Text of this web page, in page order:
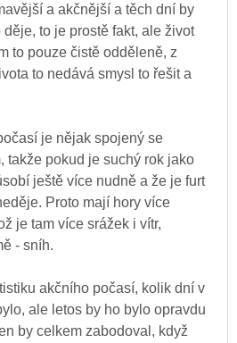
a akčnější a těch dní by
to je prostě fakt, ale život
to pouze čistě odděleně, z
to nedává smysl to řešit a
je nějak spojený se
takže pokud je suchý rok jako
ještě více nudně a že je furt
Proto mají hory více
je tam více srážek i vítr,
- sníh.
akčního počasí, kolik dní v
ale letos by ho bylo opravdu
by celkem zabodoval, když